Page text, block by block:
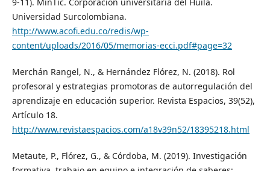
Universidad Surcolombiana.
http://www.acofi.edu.co/redis/wp-
content/uploads/2016/05/memorias-ecci.pdf#page=32
Merchán Rangel, N., & Hernández Flórez, N. (2018). Rol
profesoral y estrategias promotoras de autorregulación del
aprendizaje en educación superior. Revista Espacios, 39(52),
Artículo 18.
http://www.revistaespacios.com/a18v39n52/18395218.html
Metaute, P., Flórez, G., & Córdoba, M. (2019). Investigación